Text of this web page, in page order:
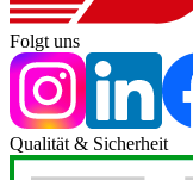
Folgt uns
Qualität & Sicherheit